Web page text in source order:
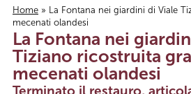
Tu sei qui
Home » La Fontana nei giardini di Viale
mecenati olandesi
La Fontana nei
Tiziano ricostruita
mecenati olandesi
Terminato il restauro,